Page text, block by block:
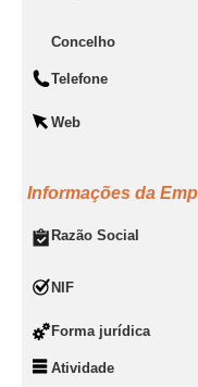
Concelho
Telefone
Web
Informações da
Razão Social
NIF
Forma jurídica
Atividade